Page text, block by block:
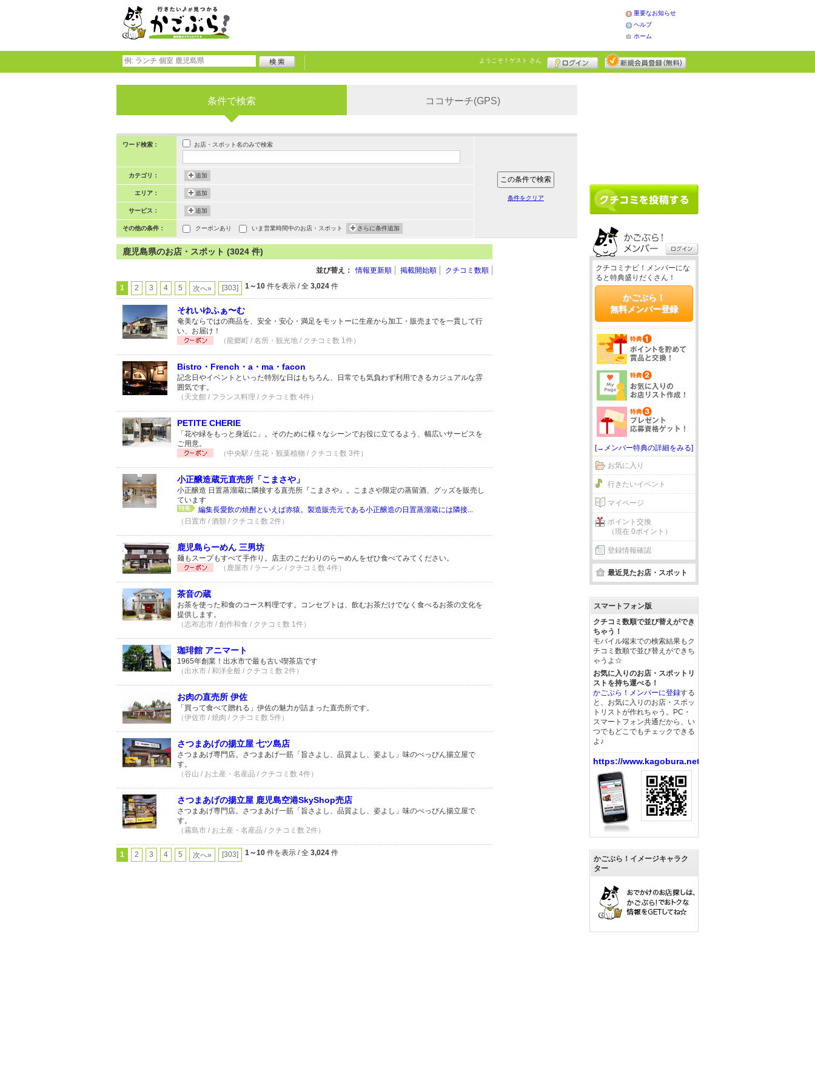
重要なお知らせ
ヘルプ
ホーム
ようこそ！ ゲスト さん
条件で検索 ココサーチ(GPS)
ワード検索： お店・スポット名のみで検索
カテゴリ： 追加
エリア： 追加
サービス： 追加
その他の条件： クーポンあり いま営業時間中のお店・スポット さらに条件追加
条件をクリア
鹿児島県のお店・スポット (3024 件)
並び替え： 情報更新順 掲載開始順 クチコミ数順
1 2 3 4 5 次へ» [303] 1～10 件を表示 / 全 3,024 件
それいゆふぁ〜む
奄美ならではの商品を、安全・安心・満足をモットーに生産から加工・販売までを一貫して行
い、お届け！
（龍郷町 / 名所・観光地 / クチコミ数 1件）
Bistro・French・a・ma・facon
記念日やイベントといった特別な日はもちろん、日常でも気負わず利用できるカジュアルな雰
囲気です。
（天文館 / フランス料理 / クチコミ数 4件）
PETITE CHERIE
「花や緑をもっと身近に」。そのために様々なシーンでお役に立てるよう、幅広いサービスを
ご用意。
（中央駅 / 生花・観葉植物 / クチコミ数 3件）
小正醸造蔵元直売所「こまさや」
小正醸造 日置蒸溜蔵に隣接する直売所『こまさや』。こまさや限定の蒸留酒、グッズを販売し
ています
編集長愛飲の焼酎といえば赤猿。製造販売元である小正醸造の日置蒸溜蔵には隣接...
（日置市 / 酒類 / クチコミ数 2件）
鹿児島らーめん 三男坊
麺もスープもすべて手作り。店主のこだわりのらーめんをぜひ食べてみてください。
（鹿屋市 / ラーメン / クチコミ数 4件）
茶音の蔵
お茶を使った和食のコース料理です。コンセプトは、飲むお茶だけでなく食べるお茶の文化を
提供します。
（志布志市 / 創作和食 / クチコミ数 1件）
珈琲館 アニマート
1965年創業！出水市で最も古い喫茶店です
（出水市 / 和洋全般 / クチコミ数 2件）
お肉の直売所 伊佐
「買って食べて贈れる」伊佐の魅力が詰まった直売所です。
（伊佐市 / 焼肉 / クチコミ数 5件）
さつまあげの揚立屋 七ツ島店
さつまあげ専門店。さつまあげ一筋「旨さよし、品質よし、姿よし」味のべっぴん揚立屋で
す。
（谷山 / お土産・名産品 / クチコミ数 4件）
さつまあげの揚立屋 鹿児島空港SkyShop売店
さつまあげ専門店。さつまあげ一筋「旨さよし、品質よし、姿よし」味のべっぴん揚立屋で
す。
（霧島市 / お土産・名産品 / クチコミ数 2件）
1 2 3 4 5 次へ» [303] 1～10 件を表示 / 全 3,024 件
クチコミナビ！メンバーにな
ると特典盛りだくさん！
かごぶら！
無料メンバー登録
[→メンバー特典の詳細をみる]
お気に入り
行きたいイベント
マイページ
ポイント交換
（現在 0ポイント）
登録情報確認
最近見たお店・スポット
スマートフォン版
クチコミ数順で並び替えができ
ちゃう！
モバイル端末での検索結果もク
チコミ数順で並び替えができち
ゃうよ☆
お気に入りのお店・スポットリ
ストを持ち運べる！
かごぶら！メンバーに登録する
と、お気に入りのお店・スポッ
トリストが作れちゃう。PC・
スマートフォン共通だから、い
つでもどこでもチェックできる
よ♪
https://www.kagobura.net/
かごぶら！イメージキャラク
ター